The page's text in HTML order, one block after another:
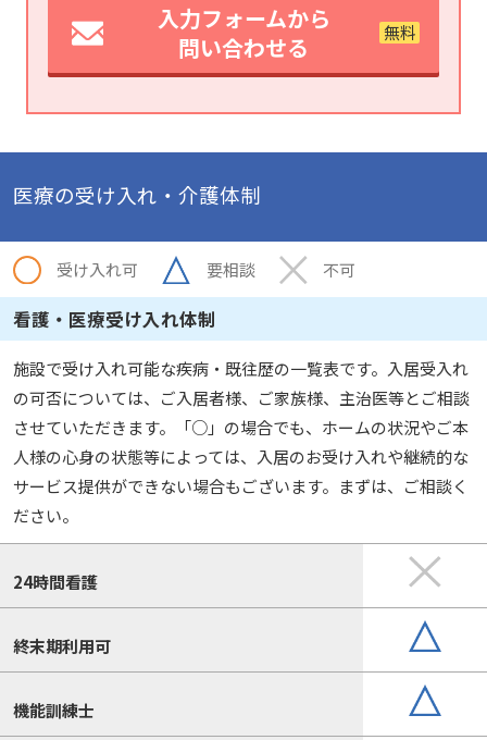
入力フォームから
問い合わせる
医療の受け入れ・介護体制
受け入れ可 要相談 不可
看護・医療受け入れ体制
施設で受け入れ可能な疾病・既往歴の一覧表です。入居受入れ
の可否については、ご入居者様、ご家族様、主治医等とご相談
させていただきます。「○」の場合でも、ホームの状況やご本
人様の心身の状態等によっては、入居のお受け入れや継続的な
サービス提供ができない場合もございます。まずは、ご相談く
ださい。
24時間看護
終末期利用可
機能訓練士